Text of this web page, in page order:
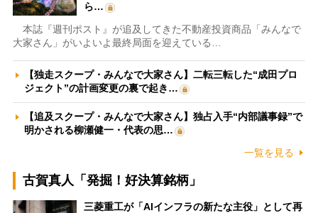
ら…
本誌『週刊ポスト』が追及してきた不動産投資商品「みんなで
大家さん」がいよいよ最終局面を迎えている…
【独走スクープ・みんなで大家さん】二転三転した“成田プロ
ジェクト”の計画変更の裏で起き…
【追及スクープ・みんなで大家さん】独占入手“内部議事録”で
明かされる柳瀬健一・代表の思…
一覧を見る
古賀真人「発掘！好決算銘柄」
三菱重工が「AIインフラの新たな主役」として再